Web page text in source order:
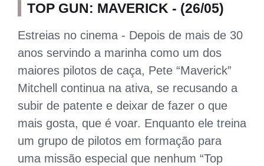
TOP GUN: MAVERICK - (26/05)
Estreias no cinema - Depois de mais de 30
anos servindo a marinha como um dos
maiores pilotos de caça, Pete “Maverick”
Mitchell continua na ativa, se recusando a
subir de patente e deixar de fazer o que
mais gosta, que é voar. Enquanto ele treina
um grupo de pilotos em formação para
uma missão especial que nenhum “Top